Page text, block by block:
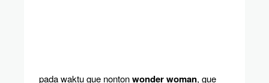
pada waktu gue nontonwonder woman, gue